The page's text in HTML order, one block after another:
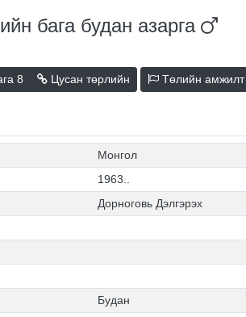
бага будан азарга
8 Цусан төрлийн Төлийн амжилт
Монгол
1963..
Дорноговь Дэлгэрэх
Будан